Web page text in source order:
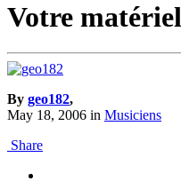
Votre matériel
By geo182,
May 18, 2006 in Musiciens
Share